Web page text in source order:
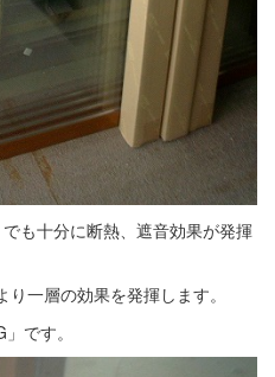
も十分に断熱、遮音効果が発揮
一層の効果を発揮します。
です。